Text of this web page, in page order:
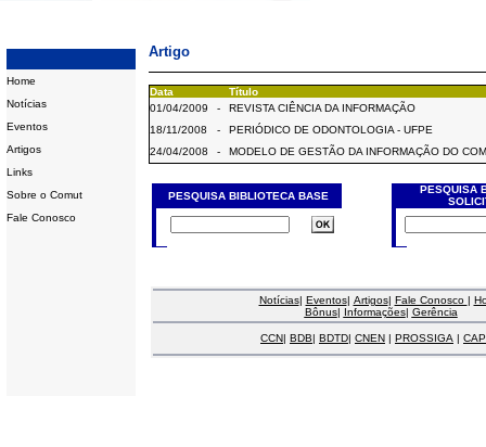
Home
Notícias
Eventos
Artigos
Links
Sobre o Comut
Fale Conosco
Artigo
Data
Título
01/04/2009
-
REVISTA CIÊNCIA DA INFORMAÇÃO
18/11/2008
-
PERIÓDICO DE ODONTOLOGIA - UFPE
24/04/2008
- MODELO DE GESTÃO DA INFORMAÇÃO DO
PESQUISA BIBLIOTECA BASE
PESQUISA
Notícias| Eventos| Artigos| Fale Conosco |
Bônus| Informações| Gerência
CCN| BDB| BDTD| CNEN | PROSSIGA |